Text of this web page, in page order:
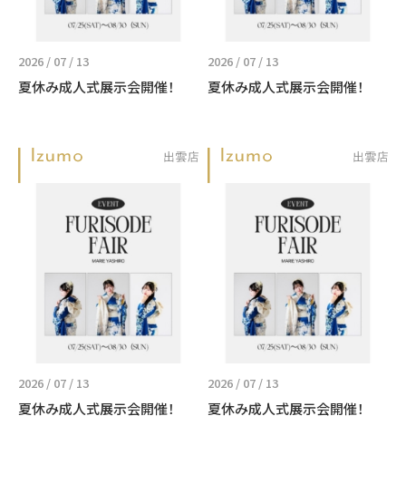
2026 / 07 / 13
夏休み成人式展示会開催！
2026 / 07 / 13
夏休み成人式展示会開催！
2026 / 07 / 13
夏休み成人式展示会開催！
2026 / 07 / 13
夏休み成人式展示会開催！